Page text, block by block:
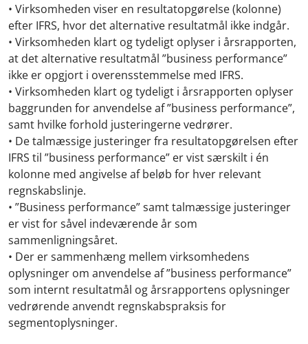
• Virksomheden viser en resultatopgørelse (kolonne)
efter IFRS, hvor det alternative resultatmål ikke indgår.
• Virksomheden klart og tydeligt oplyser i årsrapporten,
at det alternative resultatmål ”business performance”
ikke er opgjort i overensstemmelse med IFRS.
• Virksomheden klart og tydeligt i årsrapporten oplyser
baggrunden for anvendelse af ”business performance”,
samt hvilke forhold justeringerne vedrører.
• De talmæssige justeringer fra resultatopgørelsen efter
IFRS til ”business performance” er vist særskilt i én
kolonne med angivelse af beløb for hver relevant
regnskabslinje.
• ”Business performance” samt talmæssige justeringer
er vist for såvel indeværende år som
sammenligningsåret.
• Der er sammenhæng mellem virksomhedens
oplysninger om anvendelse af ”business performance”
som internt resultatmål og årsrapportens oplysninger
vedrørende anvendt regnskabspraksis for
segmentoplysninger.